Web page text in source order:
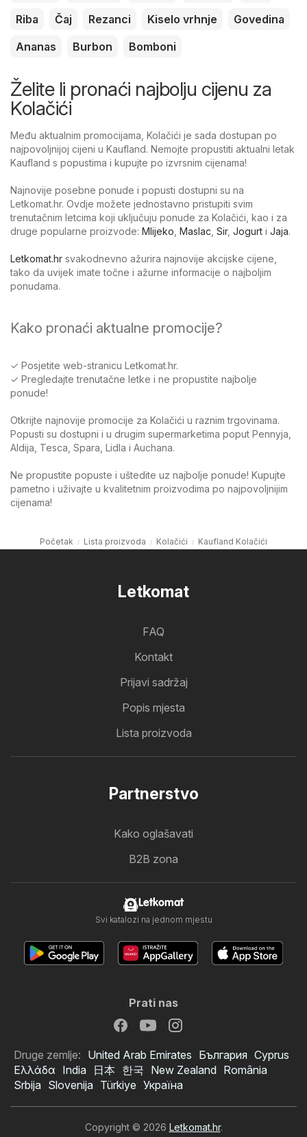
Riba
Čaj Rezanci Kiselo vrhnje
Govedina
Ananas
Burbon Bomboni
Želite li pronaći najbolju cijenu za
Kolačići
Među aktualnim promocijama, Kolačići je sada dostupan po
najpovoljnijoj cijeni u Kaufland. Nemojte propustiti aktualni letak
Kaufland s popustima i kupujte po izvrsnim cijenama!
Najnovije posebne ponude i popusti dostupni su na
Letkomat.hr. Ovdje možete jednostavno pristupiti svim
trenutačnim letcima koji uključuju ponude za Kolačići, kao i za
druge popularne proizvode: Mlijeko Maslac Sir, Jogurt i Jaja.
Letkomat.hr svakodnevno ažurira najnovije akcijske cijene,
tako da uvijek imate točne i ažurne informacije o najboljim
ponudama.
Kako pronaći aktualne promocije?
✓ Posjetite web-stranicu Letkomat.hr.
✓ Pregledajte trenutačne letke i ne propustite najbolje
ponude!
Otkrijte najnovije promocije za Kolačići u raznim trgovinama.
Popusti su dostupni i u drugim supermarketima poput Pennyja,
Aldija, Tesca, Spara, Lidla i Auchana.
Ne propustite popuste i uštedite uz najbolje ponude! Kupujte
pametno i uživajte u kvalitetnim proizvodima po najpovoljnijim
cijenama!
Početak Lista proizvoda Kolačići Kaufland Kolačići
Letkomat
FAQ
Kontakt
Prijavi sadržaj
Popis mjesta
Lista proizvoda
Partnerstvo
Kako oglašavati
B2B zona
Letkomat
Svi katalozi na jednom mjestu
Prati nas
Druge zemlje: United Arab Emirates България Cyprus
Ελλάδα India 日本 한국 New Zealand România
Srbija Slovenija Türkiye Україна
Copyright © 2026 Letkomat.hr.